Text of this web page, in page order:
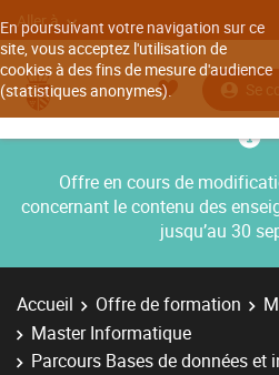
En poursuivant votre navigation sur ce
site, vous acceptez l'utilisation de
cookies à des fins de mesure d'audience
(statistiques anonymes).
Aller à
Se
Offre en cours de
concernant le contenu des
jusqu’au 30
Accueil Offre de formation
Master Informatique
Parcours Bases de données